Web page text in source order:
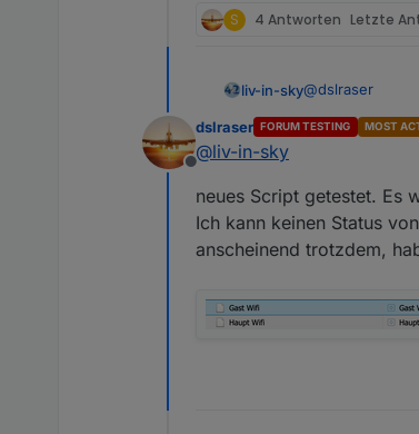
S 4 Antworten Letzte
liv-in-sky@dslraser
das neuste script
Spoiler
bitte testen -
werd mir das
Offline
dslraser FORUM TESTING MOST
@liv-in-sky
neues Script getestet. Es
Ich kann keinen Status
anscheinend trotzdem,